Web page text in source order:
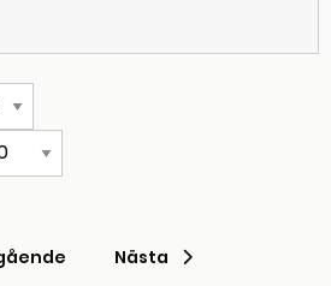
Föregående sida
Nästa Nästa sida